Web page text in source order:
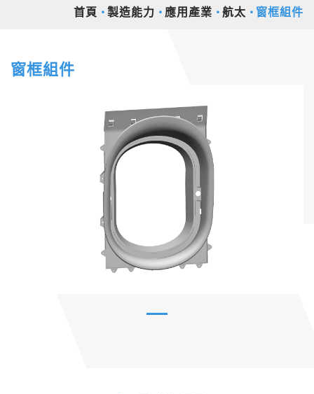
首頁 製造能力 應用產業 航太 窗框組件
窗框組件